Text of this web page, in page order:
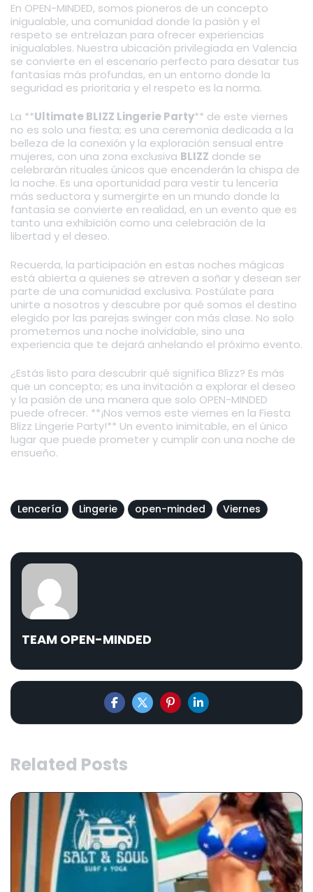
En OPEN-MINDED, somos pioneros de un concepto
inigualable, una comunidad donde la pasión y el
respeto se entrelazan para ofrecer experiencias
inigualables. Nuestra ubicación privilegiada en Valencia
se convierte en el escenario perfecto para desatar tus
fantasías más profundas, en un entorno donde la
seguridad es prioritaria y el respeto es la norma.
La **Ultimate BLIZZ Lingerie Party** de este viernes
no es solo una fiesta; es una ceremonia dedicada a la
belleza de la conexión y la exploración sensual entre
mujeres, con una zona exclusiva BLIZZ donde se
celebrarán rituales únicos que encenderán la chispa de
la noche. Es una oportunidad para vestir tu lencería
más seductora y sumergirte en un mundo donde la
fantasía se convierte en realidad, en un evento que es
tanto una exhibición como una celebración de la
libertad y el deseo.
Recuerda, la participación en estas noches mágicas
está abierta a quienes se atreven a soñar y desean ser
parte de una comunidad exclusiva. Postúlate para
unirte a nosotros y descubre por qué somos el destino
elegido por las parejas swinger con más clase. No solo
prometemos una noche inolvidable, sino una
experiencia que te dejará anhelando el próximo evento.
¿Estás listo para descubrir qué significa Blizz? Es más
que un concepto; es una invitación a explorar el deseo
y la pasión de una manera que solo OPEN-MINDED
puede ofrecer. **¡Nos vemos este viernes en la Fiesta
Blizz Lingerie Party!** Un evento inimitable, en el único
lugar que puede prometer y cumplir con una noche de
ensueño.
Lencería Lingerie open-minded Viernes
TEAM OPEN-MINDED
Related Posts